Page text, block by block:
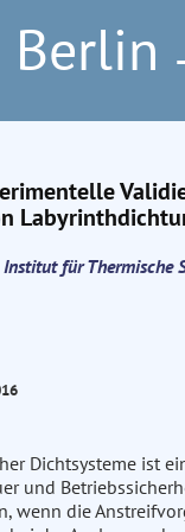
Berlin
für Thermische
Dichtsysteme ist
und
wenn die